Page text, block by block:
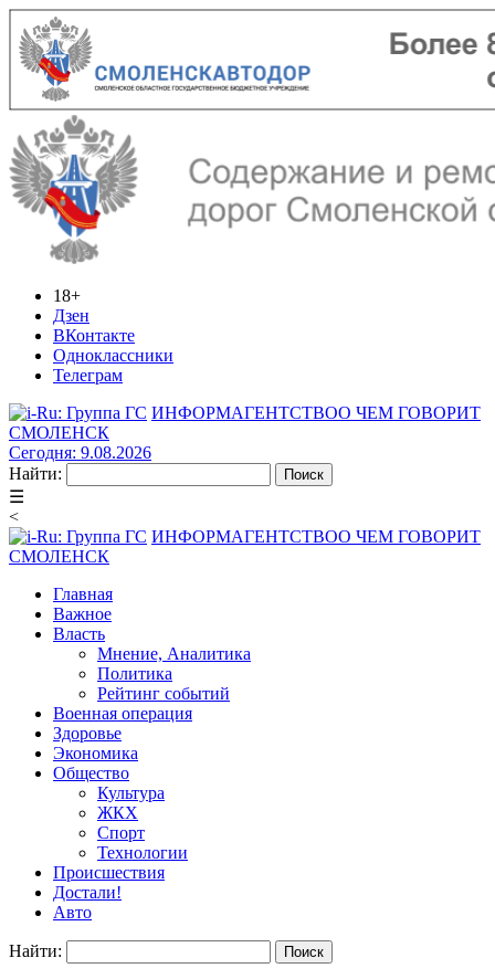
18+
Дзен
ВКонтакте
Одноклассники
Телеграм
ИНФОРМАГЕНТСТВОО ЧЕМ ГОВОРИТ
СМОЛЕНСК
Сегодня: 9.08.2026
Найти:
☰
<
ИНФОРМАГЕНТСТВОО ЧЕМ ГОВОРИТ
СМОЛЕНСК
Главная
Важное
Власть
Мнение, Аналитика
Политика
Рейтинг событий
Военная операция
Здоровье
Экономика
Общество
Культура
ЖКХ
Спорт
Технологии
Происшествия
Достали!
Авто
Найти: